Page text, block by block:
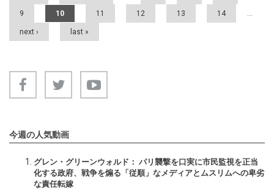
9 10 11 12 13 14 …
next › last »
今週の人気動画
グレン・グリーンウォルド： パリ襲撃を口実に市民監視を正当
化する政府、戦争を煽る「従順」なメディアとムスリムへの卑劣
な責任転嫁